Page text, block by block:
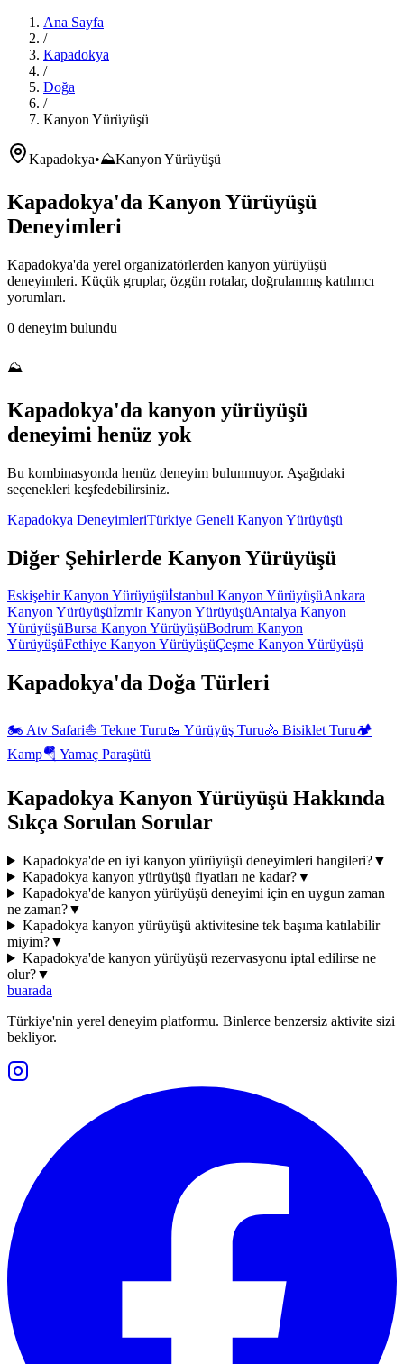
Ana Sayfa
/
Kapadokya
/
Doğa
/
Kanyon Yürüyüşü
Kapadokya•⛰️Kanyon Yürüyüşü
Kapadokya'da Kanyon Yürüyüşü
Deneyimleri
Kapadokya'da yerel organizatörlerden kanyon yürüyüşü
deneyimleri. Küçük gruplar, özgün rotalar, doğrulanmış katılımcı
yorumları.
0 deneyim bulundu
⛰️
Kapadokya'da kanyon yürüyüşü
deneyimi henüz yok
Bu kombinasyonda henüz deneyim bulunmuyor. Aşağıdaki
seçenekleri keşfedebilirsiniz.
Kapadokya DeneyimleriTürkiye Geneli Kanyon Yürüyüşü
Diğer Şehirlerde Kanyon Yürüyüşü
Eskişehir Kanyon Yürüyüşüİstanbul Kanyon YürüyüşüAnkara
Kanyon Yürüyüşüİzmir Kanyon YürüyüşüAntalya Kanyon
YürüyüşüBursa Kanyon YürüyüşüBodrum Kanyon
YürüyüşüFethiye Kanyon YürüyüşüÇeşme Kanyon Yürüyüşü
Kapadokya'da Doğa Türleri
🏍️ Atv Safari⛵ Tekne Turu🥾 Yürüyüş Turu🚴 Bisiklet Turu🏕️
Kamp🪂 Yamaç Paraşütü
Kapadokya Kanyon Yürüyüşü Hakkında
Sıkça Sorulan Sorular
Kapadokya'de en iyi kanyon yürüyüşü deneyimleri hangileri?▼
Kapadokya kanyon yürüyüşü fiyatları ne kadar?▼
Kapadokya'de kanyon yürüyüşü deneyimi için en uygun zaman
ne zaman?▼
Kapadokya kanyon yürüyüşü aktivitesine tek başıma katılabilir
miyim?▼
Kapadokya'de kanyon yürüyüşü rezervasyonu iptal edilirse ne
olur?▼
buarada
Türkiye'nin yerel deneyim platformu. Binlerce benzersiz aktivite sizi
bekliyor.